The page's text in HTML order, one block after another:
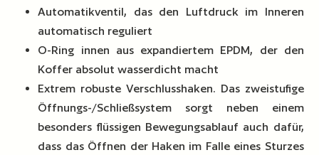
Automatikventil, das den Luftdruck im Inneren
automatisch reguliert
O-Ring innen aus expandiertem EPDM, der den
Koffer absolut wasserdicht macht
Extrem robuste Verschlusshaken. Das zweistufige
Öffnungs-/Schließsystem sorgt neben einem
besonders flüssigen Bewegungsablauf auch dafür,
dass das Öffnen der Haken im Falle eines Sturzes